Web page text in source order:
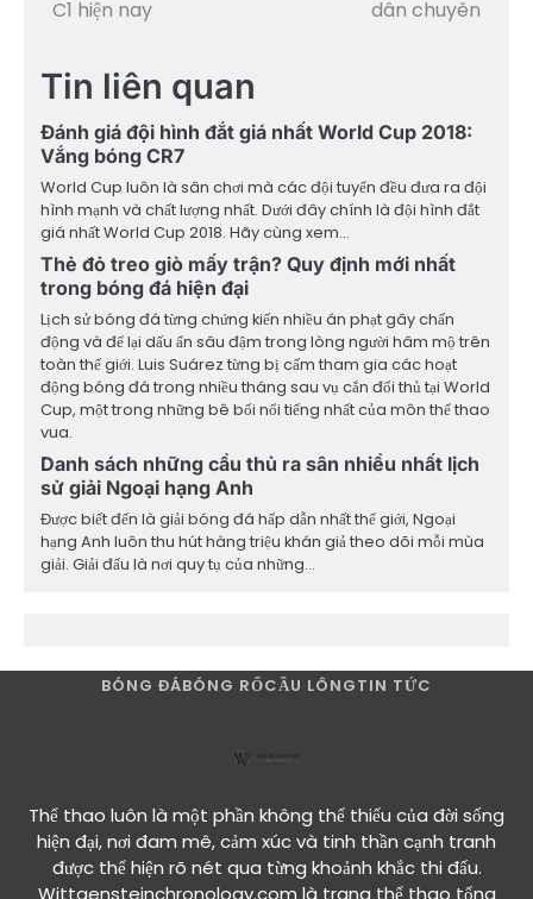
viết
C1 hiện nay
dân chuyên
Tin liên quan
Đánh giá đội hình đắt giá nhất World Cup 2018:
Vắng bóng CR7
World Cup luôn là sân chơi mà các đội tuyển đều đưa ra đội
hình mạnh và chất lượng nhất. Dưới đây chính là đội hình đắt
giá nhất World Cup 2018. Hãy cùng xem…
Thẻ đỏ treo giò mấy trận? Quy định mới nhất
trong bóng đá hiện đại
Lịch sử bóng đá từng chứng kiến nhiều án phạt gây chấn
động và để lại dấu ấn sâu đậm trong lòng người hâm mộ trên
toàn thế giới. Luis Suárez từng bị cấm tham gia các hoạt
động bóng đá trong nhiều tháng sau vụ cắn đối thủ tại World
Cup, một trong những bê bối nổi tiếng nhất của môn thể thao
vua.
Danh sách những cầu thủ ra sân nhiều nhất lịch
sử giải Ngoại hạng Anh
Được biết đến là giải bóng đá hấp dẫn nhất thế giới, Ngoại
hạng Anh luôn thu hút hàng triệu khán giả theo dõi mỗi mùa
giải. Giải đấu là nơi quy tụ của những…
BÓNG ĐÁBÓNG RỔCẦU LÔNGTIN TỨC
Thể thao luôn là một phần không thể thiếu của đời sống
hiện đại, nơi đam mê, cảm xúc và tinh thần cạnh tranh
được thể hiện rõ nét qua từng khoảnh khắc thi đấu.
Wittgensteinchronology.com là trang thể thao tổng